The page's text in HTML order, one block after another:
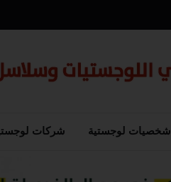
شخصيات لوجستية شركات